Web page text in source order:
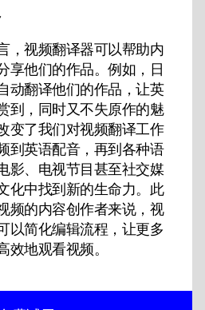
，视频翻译器可以帮助内
享他们的作品。例如，日
动翻译他们的作品，让英
到，同时又不失原作的魅
变了我们对视频翻译工作
到英语配音，再到各种语
影、电视节目甚至社交媒
化中找到新的生命力。此
频的内容创作者来说，视
以简化编辑流程，让更多
效地观看视频。